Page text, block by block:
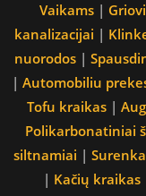
Vaikams|
kanalizacijai |
nuorodos|
| Automobiliu
Tofu kraikas|
Polikarbonatiniai
siltnamiai |
| Kačių kraikas